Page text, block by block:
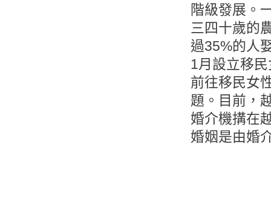
階級發展。
三四十歲的
過35%的人
1月設立移
前往移民女
題。目前，
婚介機搆在
婚姻是由婚